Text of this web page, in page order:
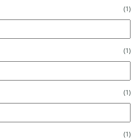
(1)
(1)
(1)
(1)